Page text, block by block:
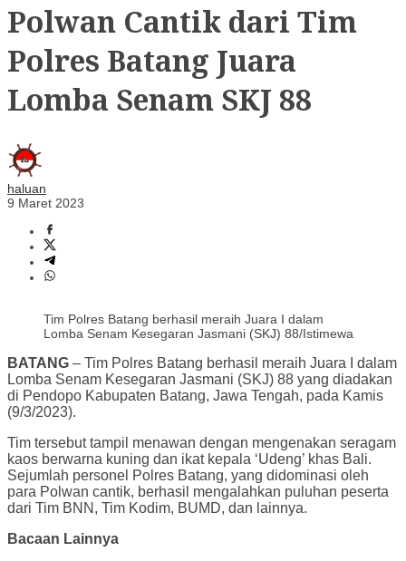
Polwan Cantik dari Tim
Polres Batang Juara
Lomba Senam SKJ 88
haluan
9 Maret 2023
Tim Polres Batang berhasil meraih Juara I dalam
Lomba Senam Kesegaran Jasmani (SKJ) 88/Istimewa
BATANG – Tim Polres Batang berhasil meraih Juara I dalam
Lomba Senam Kesegaran Jasmani (SKJ) 88 yang diadakan
di Pendopo Kabupaten Batang, Jawa Tengah, pada Kamis
(9/3/2023).
Tim tersebut tampil menawan dengan mengenakan seragam
kaos berwarna kuning dan ikat kepala ‘Udeng’ khas Bali.
Sejumlah personel Polres Batang, yang didominasi oleh
para Polwan cantik, berhasil mengalahkan puluhan peserta
dari Tim BNN, Tim Kodim, BUMD, dan lainnya.
Bacaan Lainnya